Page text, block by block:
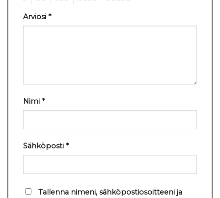
Arviosi *
Nimi *
Sähköposti *
Tallenna nimeni, sähköpostiosoitteeni ja